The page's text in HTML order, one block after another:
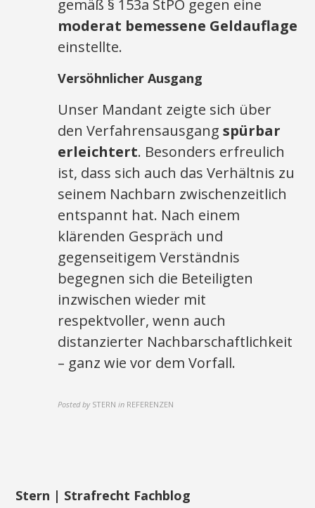
gemäß § 153a StPO gegen eine
moderat bemessene Geldauflage
einstellte.
Versöhnlicher Ausgang
Unser Mandant zeigte sich über
den Verfahrensausgangspürbar
erleichtert. Besonders erfreulich
ist, dass sich auch das Verhältnis zu
seinem Nachbarn zwischenzeitlich
entspannt hat. Nach einem
klärenden Gespräch und
gegenseitigem Verständnis
begegnen sich die Beteiligten
inzwischen wieder mit
respektvoller, wenn auch
distanzierter Nachbarschaftlichkeit
– ganz wie vor dem Vorfall.
Posted by STERN in REFERENZEN
Stern | Strafrecht Fachblog